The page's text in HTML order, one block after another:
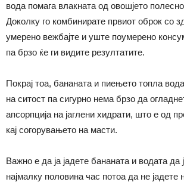
вода помага влакната од овошјето
Доколку го комбинирате првиот оброк со
умерено вежбајте и уште поумерено
па брзо ќе ги видите резултатите.
Покрај тоа, бананата и пиењето топла
на ситост па сигурно нема брзо да
апсорпција на јаглени хидрати, што е од
кај согорувањето на масти.
Важно е да ја јадете бананата и водата да
најмалку половина час потоа да не јадете